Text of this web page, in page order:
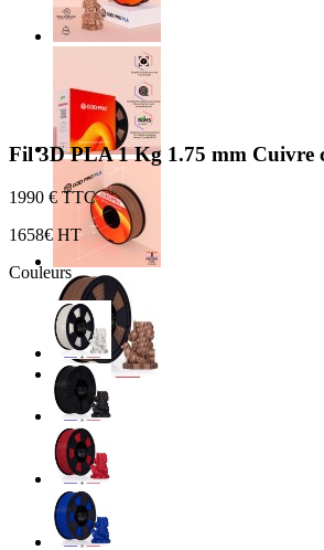
Fil 3D PLA 1 Kg 1.75 mm Cuivre
1990 € TTC
1658€ HT
Couleurs